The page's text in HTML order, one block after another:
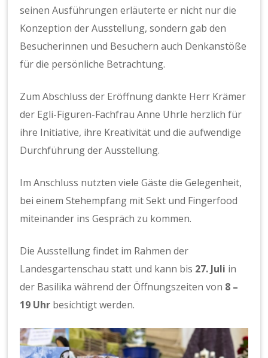
seinen Ausführungen erläuterte er nicht nur die
Konzeption der Ausstellung, sondern gab den
Besucherinnen und Besuchern auch Denkanstöße
für die persönliche Betrachtung.
Zum Abschluss der Eröffnung dankte Herr Krämer
der Egli-Figuren-Fachfrau Anne Uhrle herzlich für
ihre Initiative, ihre Kreativität und die aufwendige
Durchführung der Ausstellung.
Im Anschluss nutzten viele Gäste die Gelegenheit,
bei einem Stehempfang mit Sekt und Fingerfood
miteinander ins Gespräch zu kommen.
Die Ausstellung findet im Rahmen der
Landesgartenschau statt und kann bis 27. Juli in
der Basilika während der Öffnungszeiten von 8 –
19 Uhr besichtigt werden.